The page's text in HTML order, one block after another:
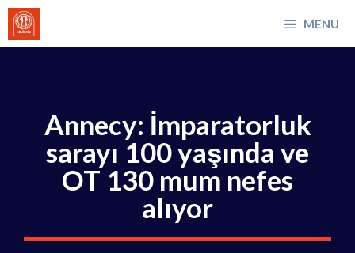
İçeriğe
atla
MENU
Annecy: İmparatorluk
sarayı 100 yaşında ve
OT 130 mum nefes
alıyor